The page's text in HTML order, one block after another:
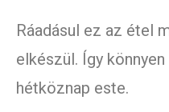
Ráadásul ez az étel
elkészül. Így
hétköznap este.